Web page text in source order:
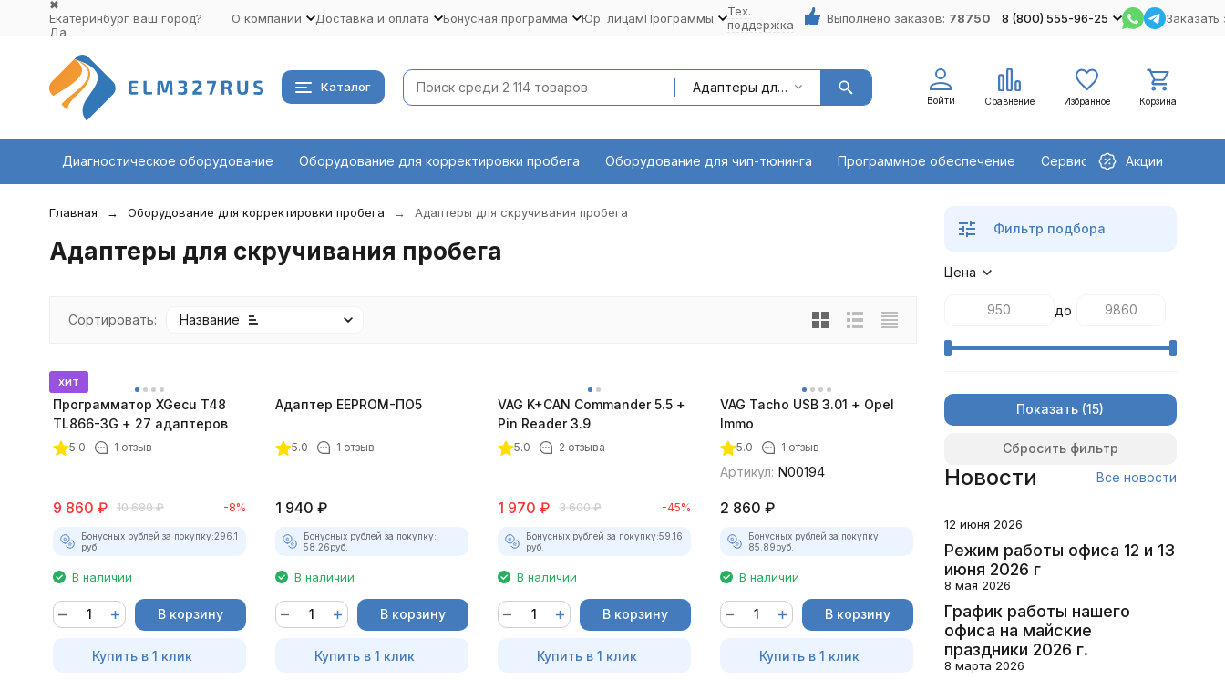
✖
Екатеринбург ваш город?
Да
О компании Доставка и оплата Бонусная программа Юр. лицамПрограммы
Тех.
поддержка
Выполнено заказов: 78750 8 (800) 555-96-25 Заказать
Каталог Адаптеры для корректировки пробега
Войти Сравнение Избранное Корзина
Диагностическое оборудование Оборудование для корректировки пробега Оборудование для чип-тюнинга Программное обеспечение Сервисное оборудование
Акции
Главная Оборудование для корректировки пробега Адаптеры для скручивания пробега
Адаптеры для скручивания пробега
Сортировать: Название
покупателей
хит
Программатор XGecu T48
TL866-3G + 27 адаптеров
5.0 1 отзыв
9 860 ₽ 10 680 ₽ -8%
Бонусных рублей за покупку:296.1
руб.
В наличии
В корзину
Купить в 1 клик
Адаптер EEPROM-ПО5
5.0 1 отзыв
1 940 ₽
Бонусных рублей за покупку:
58.26руб.
В наличии
В корзину
Купить в 1 клик
VAG K+CAN Commander 5.5 +
Pin Reader 3.9
5.0 2 отзыва
1 970 ₽ 3 600 ₽ -45%
Бонусных рублей за покупку:59.16
руб.
В наличии
В корзину
Купить в 1 клик
VAG Tacho USB 3.01 + Opel
Immo
5.0 1 отзыв
Артикул: N00194
2 860 ₽
Бонусных рублей за покупку:
85.89руб.
В наличии
В корзину
Купить в 1 клик
Фильтр подбора
Цена
до
Показать
Сбросить фильтр
Новости Все новости
12 июня 2026
Режим работы офиса 12 и 13
июня 2026 г
8 мая 2026
График работы нашего
офиса на майские
праздники 2026 г.
8 марта 2026